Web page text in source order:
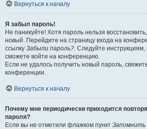
Вернуться к началу
Я забыл пароль!
Не паникуйте! Хотя пароль нельзя
новый. Перейдите на страницу входа на
ссылку Забыли пароль?. Следуйте инструкциям,
сможете войти на конференцию.
Если не удалось получить новый пароль,
конференции.
Вернуться к началу
Почему мне периодически приходится
пароля?
Если вы не отметили флажком пункт Запомнить